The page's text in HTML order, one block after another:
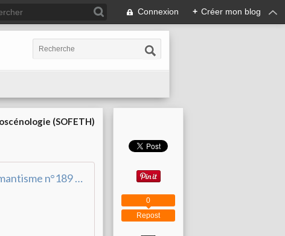
Connexion + Créer mon blog
(SOFETH)
Romantisme n°189 (3/2020) | Armand Colin Revues
Repost
0